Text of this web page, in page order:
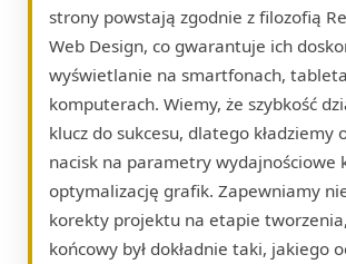
strony powstają zgodnie z filozofią
Web Design, co gwarantuje ich
wyświetlanie na smartfonach,
komputerach. Wiemy, że szybkość
klucz do sukcesu, dlatego kładziemy
nacisk na parametry wydajnościowe
optymalizację grafik. Zapewniamy
korekty projektu na etapie
końcowy był dokładnie taki, jakiego